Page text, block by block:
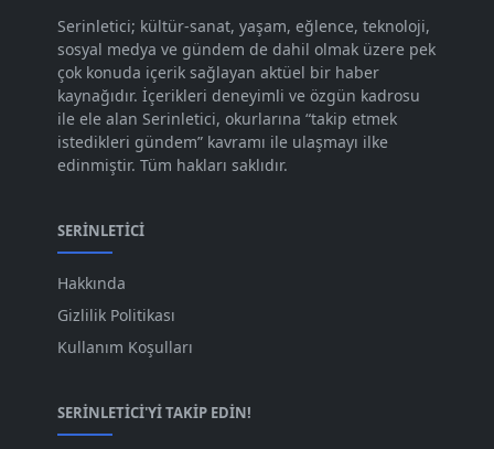
Kas 2023
Eki 2023 [73]
Eyl 2023 [73]
Ağu 2023 [74]
Tem 2023 [76]
Haz 2023
May 2023
Nis 2023
Mar 2023
Oca 2023 [87]
Serinletici; kültür-sanat, yaşam, eğlence, teknoloji,
sosyal medya ve gündem de dahil olmak üzere pek
çok konuda içerik sağlayan aktüel bir haber
kaynağıdır. İçerikleri deneyimli ve özgün kadrosu
ile ele alan Serinletici, okurlarına “takip etmek
istedikleri gündem” kavramı ile ulaşmayı ilke
edinmiştir. Tüm hakları saklıdır.
SERINLETICI
Hakkında
Gizlilik Politikası
Kullanım Koşulları
SERINLETICI'YI TAKIP EDIN!